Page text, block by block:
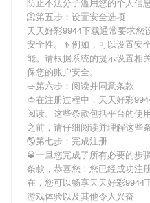
📀第五步：设置安全选项
天天好彩9944下载通常要求您
安全性。👦例如，可以设置安
能。请根据系统的提示设置相
保您的账户安全。
🥗第六步：阅读并同意条款
🍅在注册过程中， 天天好彩
阅读。这些条款包括平台的使
之前，请仔细阅读并理解这些
🌎第七步：完成注册
🥃一旦您完成了所有必要的步
条款，恭喜您！您已经成功注
在，您可以畅享天天好彩9944
游戏体验以及其他令人兴奋